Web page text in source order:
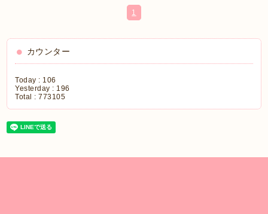
1
カウンター
Today : 106
Yesterday : 196
Total :773105